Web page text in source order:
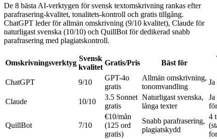
De 8 bästa AI-verktygen för svensk textomskrivning rankas efter
parafrasering-kvalitet, tonalitets-kontroll och gratis tillgång.
ChatGPT leder för allmän omskrivning (9/10 kvalitet), Claude för
naturligast svenska (10/10) och QuillBot för dedikerad snabb
parafrasering med plagiatskontroll.
Omskrivningsverktyg
Svensk
kvalitet
Gratis/Pris Bäst för
ChatGPT 9/10
GPT-4o
gratis
Allmän omskrivning,
tonomvandling
Claude 10/10
3.5 Sonnet
gratis
Naturligast svenska,
långa texter
QuillBot 7/10
€10/mån
(125 ord
gratis)
Snabb parafrasering,
plagiatskydd
4